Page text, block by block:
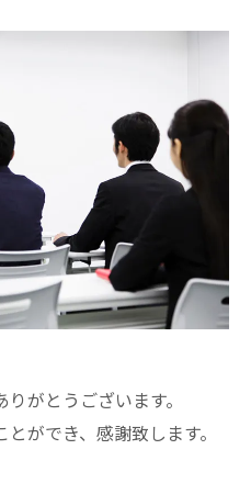
がとうございます。
ができ、感謝致します。